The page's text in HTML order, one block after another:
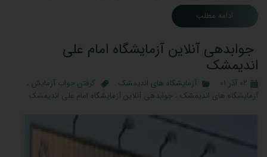
ادامه مطلب
جوابدهی آنلاین آزمایشگاه امام علی
اندیمشک
۰۲ آذر ۰۱ آزمایشگاه های اندیمشک گرفتن جواب آزمایش ،
آزمایشگاه های اندیمشک ، جوابدهی آنلاین آزمایشگاه امام علی اندیمشک